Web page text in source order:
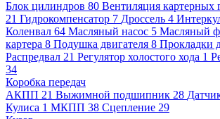
Блок цилиндров 80 Вентиляция картерных
21 Гидрокомпенсатор 7 Дроссель 4
Коленвал 64 Масляный насос 5 Масляный
картера 8 Подушка двигателя 8 Прокладки
Распредвал 21 Регулятор холостого хода 1
34
Коробка передач
АКПП 21 Выжимной подшипник 28
Кулиса 1 МКПП 38 Сцепление 29